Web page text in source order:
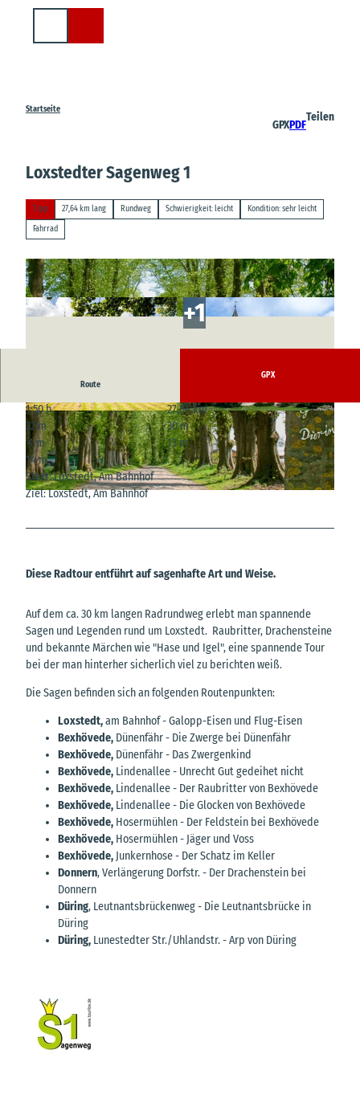
Startseite
GPXPDF
Teilen
Loxstedter Sagenweg 1
Tipp 27,64 km lang Rundweg Schwierigkeit: leicht Kondition: sehr leicht
Fahrrad
© Regina Thier-Grebe, mit freundlicher Genehmigung für die Webseiten-Illustration der Loxstedter
© Florian Trykowski, Cuxland-Tourismus, Foto
graf Florian Trykowski |CC-BY
© Regina Thier-Grebe, mit freundlicher Geneh
migung für die Webseiten-Illustration der Loxst
edter Sagenwege |CC-BY-ND
Route
GPX
1:50 h
27,64 km
32 m
30 m
-1 m
13 m
14 m
Start: Loxstedt, Am Bahnhof
Ziel: Loxstedt, Am Bahnhof
Diese Radtour entführt auf sagenhafte Art und Weise.
Auf dem ca. 30 km langen Radrundweg erlebt man spannende
Sagen und Legenden rund um Loxstedt. Raubritter, Drachensteine
und bekannte Märchen wie "Hase und Igel", eine spannende Tour
bei der man hinterher sicherlich viel zu berichten weiß.
Die Sagen befinden sich an folgenden Routenpunkten:
Loxstedt,am Bahnhof - Galopp-Eisen und Flug-Eisen
Bexhövede, Dünenfähr - Die Zwerge bei Dünenfähr
Bexhövede, Dünenfähr - Das Zwergenkind
Bexhövede, Lindenallee - Unrecht Gut gedeihet nicht
Bexhövede, Lindenallee - Der Raubritter von Bexhövede
Bexhövede, Lindenallee - Die Glocken von Bexhövede
Bexhövede, Hosermühlen - Der Feldstein bei Bexhövede
Bexhövede, Hosermühlen - Jäger und Voss
Bexhövede, Junkernhose - Der Schatz im Keller
Donnern, Verlängerung Dorfstr. - Der Drachenstein bei
Donnern
Düring, Leutnantsbrückenweg - Die Leutnantsbrücke in
Düring
Düring, Lunestedter Str./Uhlandstr. - Arp von Düring